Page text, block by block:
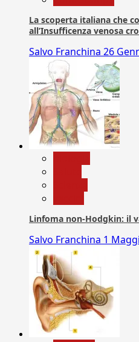
La scoperta italiana che
all’Insufficenza venosa
Salvo Franchina 26
Linfoma non-Hodgkin: il
Salvo Franchina 1